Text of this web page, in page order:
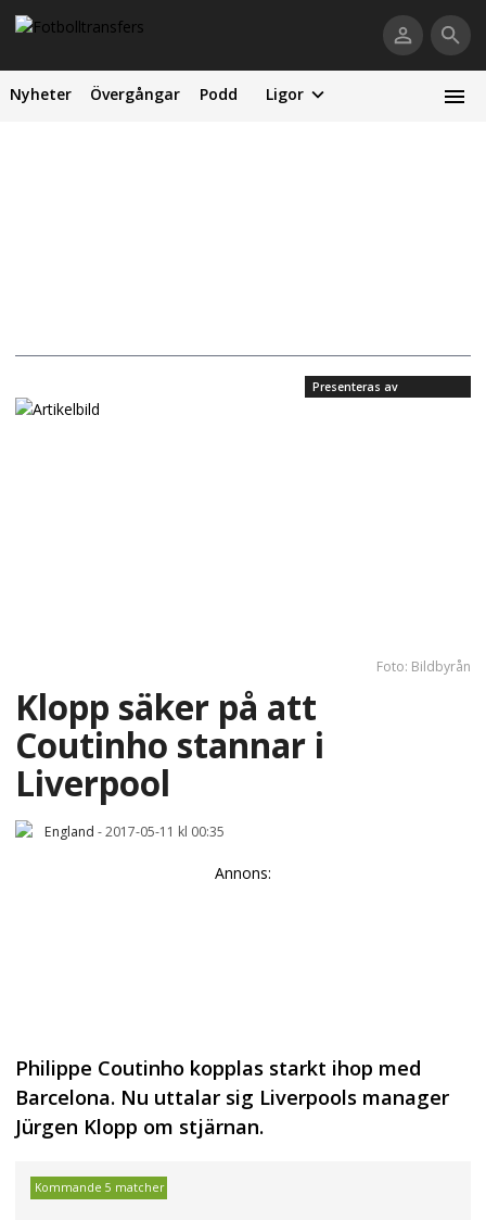
Nyheter Övergångar Podd Ligor
Presenteras av
Foto: Bildbyrån
Klopp säker på att
Coutinho stannar i
Liverpool
England -2017-05-11 kl 00:35
Annons:
Philippe Coutinho kopplas starkt ihop med
Barcelona. Nu uttalar sig Liverpools manager
Jürgen Klopp om stjärnan.
Kommande 5 matcher